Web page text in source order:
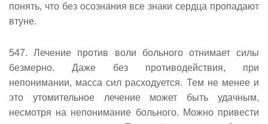
понять, что без осознания все знаки сердца пропадают
втуне.
547. Лечение против воли больного отнимает силы
безмерно. Даже без противодействия, при
непонимании, масса сил расходуется. Тем не менее и
это утомительное лечение может быть удачным,
несмотря на непонимание больного. Можно привести